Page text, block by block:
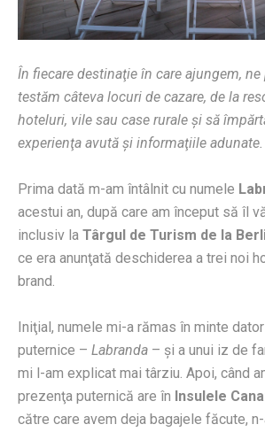
În fiecare destinaţie în care ajungem,
testăm câteva locuri de cazare, de la
hoteluri, vile sau case rurale şi să
experienţa avută şi informaţiile adunate.
Prima dată m-am întâlnit cu numele
acestui an, după care am început să îl
inclusiv la Târgul de Turism de la
ce era anunţată deschiderea a trei noi
brand.
Iniţial, numele mi-a rămas în minte
puternice – Labranda – şi a unui iz de
mi l-am explicat mai târziu. Apoi, când
prezenţa puternică are în Insulele
către care avem deja bagajele făcute,